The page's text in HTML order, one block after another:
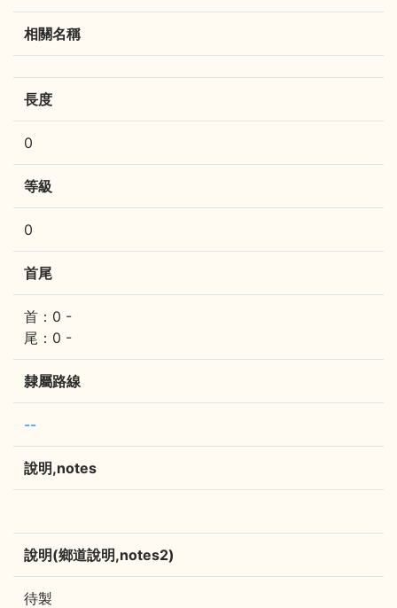
相關名稱
長度
0
等級
0
首尾
首：0 -
尾：0 -
隸屬路線
--
說明,notes
說明(鄉道說明,notes2)
待製